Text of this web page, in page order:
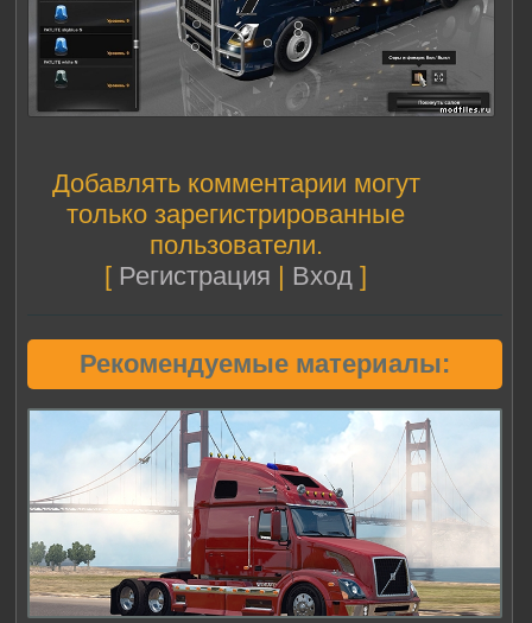
Добавлять комментарии могут
только зарегистрированные
пользователи.
[ Регистрация Вход ]
Рекомендуемые материалы: